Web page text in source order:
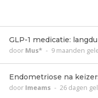
GLP-1 medicatie:
door Mus* - 9 maanden
Endometriose na
door Imeams - 26 dagen